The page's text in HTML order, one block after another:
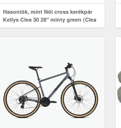
Hasonlók, mint Női cross kerékpár
Kellys Clea 30 28" minty green (Clea
30 28" 86262)